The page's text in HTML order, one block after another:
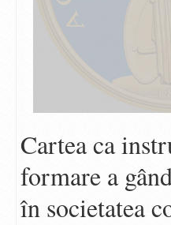
Cartea ca
formare a
în societatea